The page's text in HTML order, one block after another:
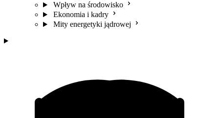
Wpływ na środowisko
Ekonomia i kadry
Mity energetyki jądrowej